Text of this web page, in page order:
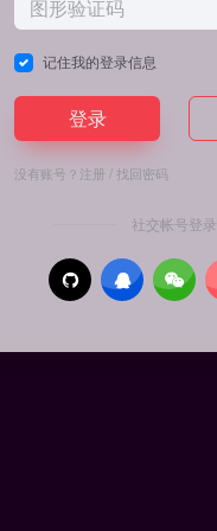
记住我的登录信息
登录
没有账号？ 注册 /找回密码
社交帐号登录